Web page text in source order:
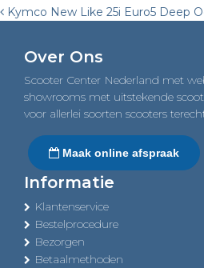
Post
navigation
Kymco New Like 25i Euro5 Deep
Over Ons
Scooter Center Nederland met
showrooms met uitstekende
voor allerlei soorten scooters
Maak online afspraak
Informatie
Klantenservice
Bestelprocedure
Bezorgen
Betaalmethoden